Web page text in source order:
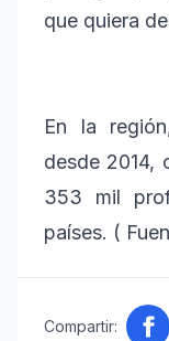
que quiera
En la
desde 2014,
353 mil
países. (
Compartir: